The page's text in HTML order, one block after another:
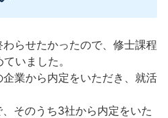
らせたかったので、修士課程
いました。
業から内定をいただき、就活
そのうち3社から内定をいた